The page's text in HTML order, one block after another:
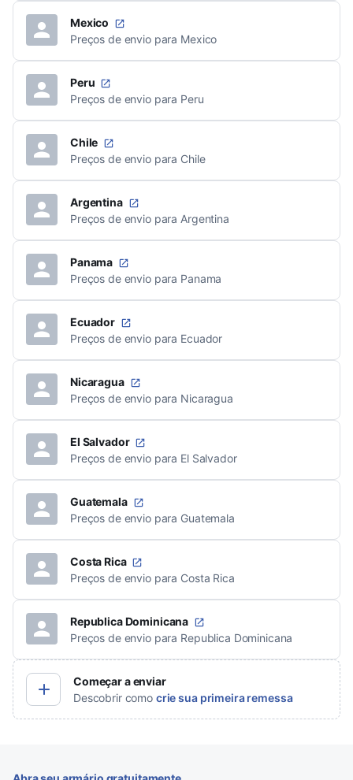
Mexico
Preços de envio para Mexico
Peru
Preços de envio para Peru
Chile
Preços de envio para Chile
Argentina
Preços de envio para Argentina
Panama
Preços de envio para Panama
Ecuador
Preços de envio para Ecuador
Nicaragua
Preços de envio para Nicaragua
El Salvador
Preços de envio para El Salvador
Guatemala
Preços de envio para Guatemala
Costa Rica
Preços de envio para Costa Rica
Republica Dominicana
Preços de envio para Republica Dominicana
Começar a enviar
Descobrir como crie sua primeira remessa